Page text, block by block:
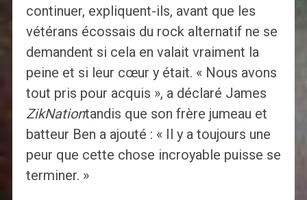
continuer, expliquent-ils, avant que les
vétérans écossais du rock alternatif ne se
demandent si cela en valait vraiment la
peine et si leur cœur y était. « Nous avons
tout pris pour acquis », a déclaré James
ZikNationtandis que son frère jumeau et
batteur Ben a ajouté : « Il y a toujours une
peur que cette chose incroyable puisse se
terminer. »